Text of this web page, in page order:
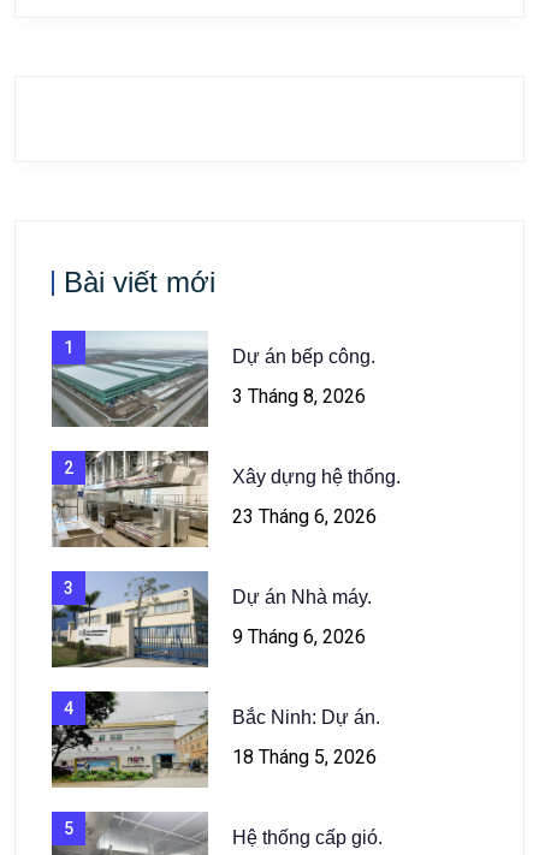
Bài viết mới
1 Dự án bếp công.
3 Tháng 8, 2026
2 Xây dựng hệ thống.
23 Tháng 6, 2026
3 Dự án Nhà máy.
9 Tháng 6, 2026
4 Bắc Ninh: Dự án.
18 Tháng 5, 2026
5 Hệ thống cấp gió.